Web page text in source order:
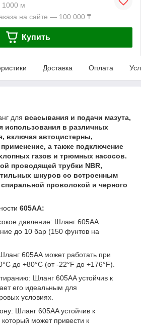
1000 м
на сайте — 100 000 ₸
Купить
Доставка Оплата
для всасывания и подачи мазута,
использования в различных
включая автоцистерны,
а также подключение
газов и трюмных насосов.
проводящей трубки NBR,
шнуров со встроенным
проволокой и черного
605AA:
давление: Шланг 605AA
до 10 бар (150 фунтов на
605AA может работать при
до +80°C (от -22°F до +176°F).
Шланг 605AA устойчив к
его идеальным для
условиях.
Шланг 605AA устойчив к
может привести к